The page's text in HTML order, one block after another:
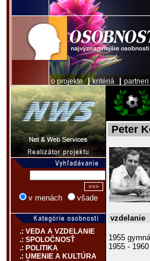
o projekte|kritériá partneri
v menách všade
.: VEDA A VZDELANIE
.: SPOLOČNOSŤ
.: POLITIKA
.: UMENIE A KULTÚRA
Peter
vzdelanie
1955
1955 -